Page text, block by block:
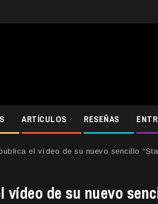
ARTÍCULOS RESEÑAS
el vídeo de su nuevo sencillo
vídeo de su nuevo